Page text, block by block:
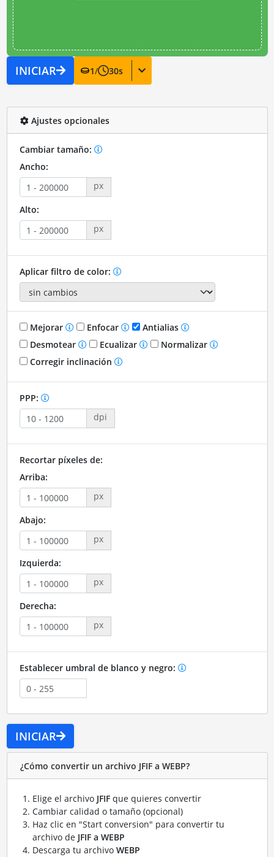
INICIAR 1/ 30s
Ajustes opcionales
Cambiar tamaño:
Ancho:
px
Alto:
px
Aplicar filtro de color:
Mejorar Enfocar
Antialias
Desmotear
Ecualizar
Normalizar
Corregir inclinación
PPP:
dpi
Recortar píxeles de:
Arriba:
px
Abajo:
px
Izquierda:
px
Derecha:
px
Establecer umbral de blanco y negro:
INICIAR
¿Cómo convertir un archivo JFIF a WEBP?
Elige el archivo JFIFque quieres convertir
Cambiar calidad o tamaño (opcional)
Haz clic en "Start conversion" para convertir tu
archivo de JFIF a WEBP
Descarga tu archivo WEBP